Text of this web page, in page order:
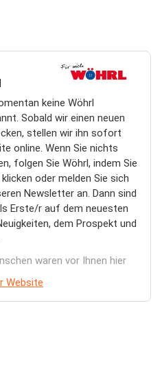
keine Wöhrl
Sobald wir einen neuen
stellen wir ihn sofort
online. Wenn Sie nichts
folgen Sie Wöhrl, indem Sie
oder melden Sie sich
Newsletter an. Dann sind
Erste/r auf dem neuesten
dem Prospekt und
waren vor Ihnen hier
Website